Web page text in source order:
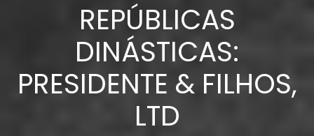
REPÚBLICAS
DINÁSTICAS:
PRESIDENTE & FILHOS,
LTD